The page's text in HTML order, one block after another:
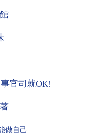
官司就OK!
做自己